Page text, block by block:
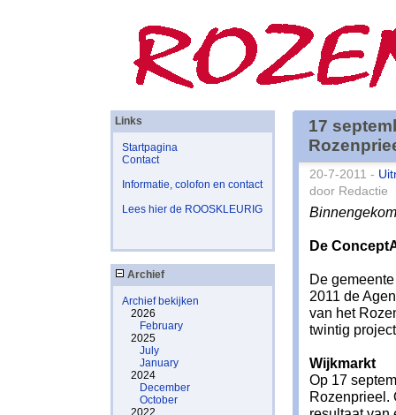
Links
Startpagina
Contact
Informatie, colofon en contact
Lees hier de ROOSKLEURIG
Archief
Archief bekijken
2026
February
2025
July
January
2024
December
October
2022
17
20-7-2011 -
door Redactie
De
De
2011 de
van het
twintig
Wijkmarkt
Op 17
Rozenprieel.